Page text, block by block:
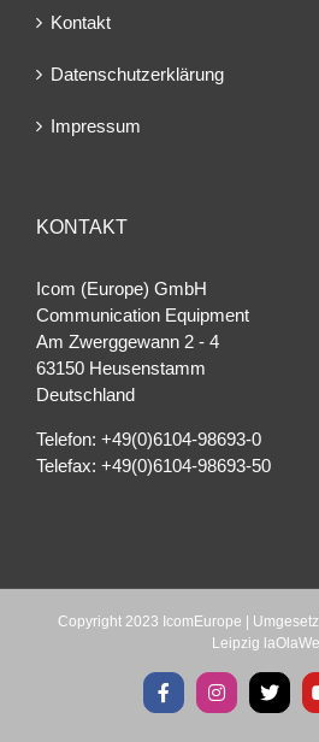
Kontakt
Datenschutzerklärung
Impressum
KONTAKT
Icom (Europe) GmbH
Communication Equipment
Am Zwerggewann 2 ‐ 4
63150 Heusenstamm
Deutschland
Telefon: +49(0)6104-98693-0
Telefax: +49(0)6104-98693-50
Copyright 2023 IcomEurope |
Leipzig
FacebookInstagram
X